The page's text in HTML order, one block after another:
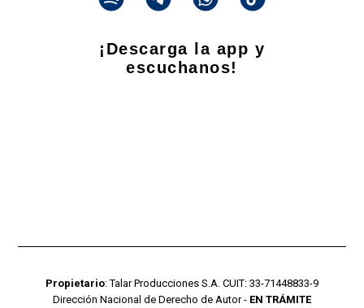
¡Descarga la app y
escuchanos!
Propietario: Talar Producciones S.A. CUIT: 33-71448833-9
Dirección Nacional de Derecho de Autor - EN TRÁMITE